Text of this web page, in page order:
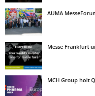
AUMA
Messe Frankfurt
MCH Group holt